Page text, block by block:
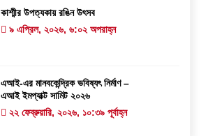
কাশ্মীর উপত্যকায় রঙিন উৎসব
৯ এপ্রিল, ২০২৬, ৬:০২ অপরাহ্ন
এআই-এর মানবকেন্দ্রিক ভবিষ্যৎ নির্মাণ –
এআই ইমপ্যাক্ট সামিট ২০২৬
২২ ফেব্রুয়ারি, ২০২৬, ১০:৩৯ পূর্বাহ্ন